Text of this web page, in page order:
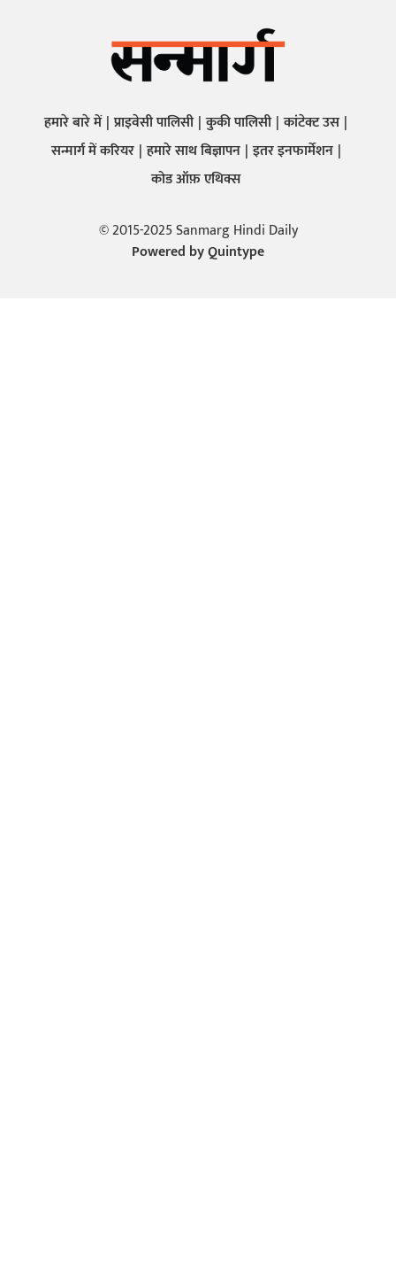
हमारे बारे में प्राइवेसी पालिसी कुकी पालिसी कांटेक्ट उस
सन्मार्ग में करियर हमारे साथ बिज्ञापन इतर इनफार्मेशन
कोड ऑफ़ एथिक्स
© 2015-2025 Sanmarg Hindi Daily
Powered byQuintype